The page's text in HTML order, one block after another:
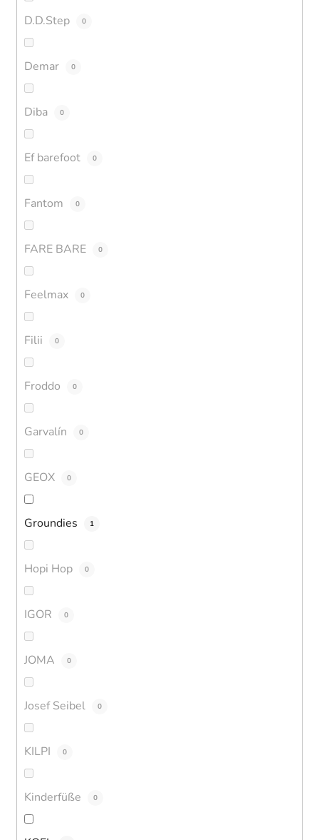
D.D.Step 0
Demar 0
Diba 0
Ef barefoot 0
Fantom 0
FARE BARE 0
Feelmax 0
Filii 0
Froddo 0
Garvalín 0
GEOX 0
Groundies 1
Hopi Hop 0
IGOR 0
JOMA 0
Josef Seibel 0
KILPI 0
Kinderfüße 0